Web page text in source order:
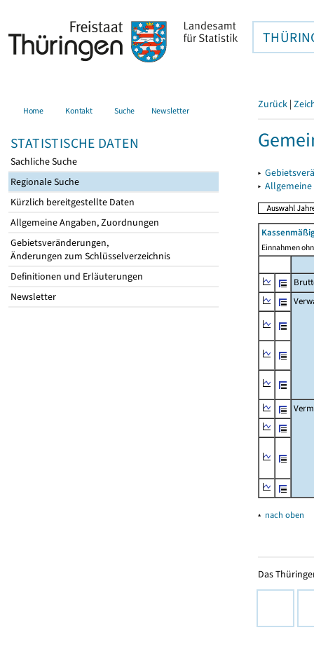
Home Kontakt Suche Newsletter
STATISTISCHE DATEN
Sachliche Suche
Regionale Suche
Kürzlich bereitgestellte Daten
Allgemeine Angaben, Zuordnungen
Gebietsveränderungen,
Änderungen zum Schlüsselverzeichnis
Definitionen und Erläuterungen
Newsletter
Zurück |
▸
▸
Einnahmen
▴ nach oben
Das